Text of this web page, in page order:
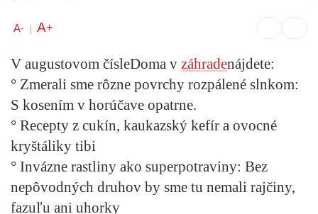
A- | A+
V augustovom čísleDoma v záhradenájdete:
° Zmerali sme rôzne povrchy rozpálené slnkom:
S kosením v horúčave opatrne.
° Recepty z cukín, kaukazský kefír a ovocné
kryštáliky tibi
° Invázne rastliny ako superpotraviny: Bez
nepôvodných druhov by sme tu nemali rajčiny,
fazuľu ani uhorky